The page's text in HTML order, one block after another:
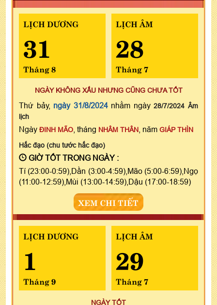
LỊCH DƯƠNG
31
Tháng 8
LỊCH ÂM
28
Tháng 7
NGÀY KHÔNG XẤU NHƯNG CŨNG CHƯA TỐT
Thứ bảy, ngày 31/8/2024nhằm ngày28/7/2024 Âm
lịch
Ngày ĐINH MÃO , tháng NHÂM THÂN , năm GIÁP THÌN
Hắc đạo (chu tước hắc đạo)
GIỜ TỐT TRONG NGÀY :
Tí (23:00-0:59),Dần (3:00-4:59),Mão (5:00-6:59),Ngọ
(11:00-12:59),Mùi (13:00-14:59),Dậu (17:00-18:59)
XEM CHI TIẾT
LỊCH DƯƠNG
1
Tháng 9
LỊCH ÂM
29
Tháng 7
NGÀY TỐT